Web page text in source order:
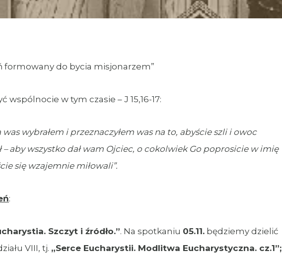
formowany do bycia misjonarzem”
wspólnocie w tym czasie – J 15,16-17:
wybrałem i przeznaczyłem was na to, abyście szli i owoc
aby wszystko dał wam Ojciec, o cokolwiek Go poprosicie w imię
się wzajemnie miłowali”.
:
Szczyt i źródło.”. Na spotkaniu 05.11. będziemy dzielić
VIII, tj. „Serce Eucharystii. Modlitwa Eucharystyczna. cz.1”;